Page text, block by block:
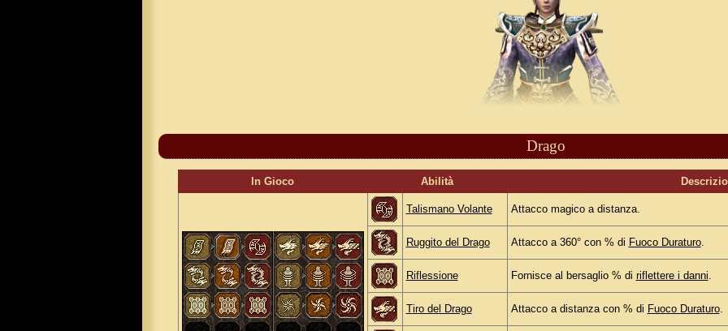
Drago
In Gioco Abilità
Talismano Volante Attacco magico a distanza.
Ruggito del Drago Attacco a 360° con % di Fuoco Duraturo.
Riflessione Fornisce al bersaglio % di riflettere i danni.
Tiro del Drago Attacco a distanza con % di Fuoco Duraturo.